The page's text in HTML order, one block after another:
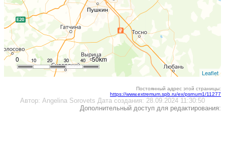
10
0 20 30 40 50km
Leaflet
Постоянный адрес этой страницы:
https://www.extremum.spb.ru/ex/psrnum1/11277
Автор: Angelina Sorovets Дата создания: 28.09.2024 11:30:50
Дополнительный доступ для редактирования: